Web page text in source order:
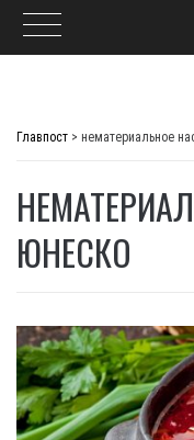
Главпост > нематериальное
ЮНЕСКО